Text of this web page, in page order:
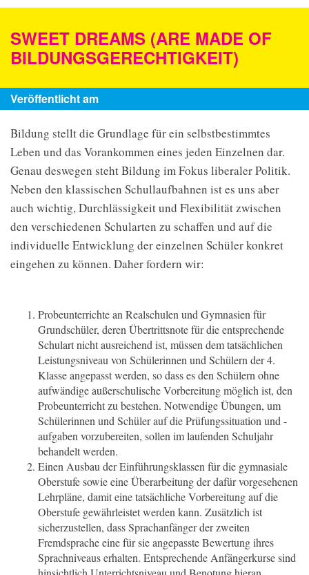
SWEET DREAMS (ARE MADE OF
BILDUNGSGERECHTIGKEIT)
Veröffentlicht am
Bildung stellt die Grundlage für ein selbstbestimmtes
Leben und das Vorankommen eines jeden Einzelnen dar.
Genau deswegen steht Bildung im Fokus liberaler Politik.
Neben den klassischen Schullaufbahnen ist es uns aber
auch wichtig, Durchlässigkeit und Flexibilität zwischen
den verschiedenen Schularten zu schaffen und auf die
individuelle Entwicklung der einzelnen Schüler konkret
eingehen zu können. Daher fordern wir:
Probeunterrichte an Realschulen und Gymnasien für
Grundschüler, deren Übertrittsnote für die entsprechende
Schulart nicht ausreichend ist, müssen dem tatsächlichen
Leistungsniveau von Schülerinnen und Schülern der 4.
Klasse angepasst werden, so dass es den Schülern ohne
aufwändige außerschulische Vorbereitung möglich ist, den
Probeunterricht zu bestehen. Notwendige Übungen, um
Schülerinnen und Schüler auf die Prüfungssituation und -
aufgaben vorzubereiten, sollen im laufenden Schuljahr
behandelt werden.
Einen Ausbau der Einführungsklassen für die gymnasiale
Oberstufe sowie eine Überarbeitung der dafür vorgesehenen
Lehrpläne, damit eine tatsächliche Vorbereitung auf die
Oberstufe gewährleistet werden kann. Zusätzlich ist
sicherzustellen, dass Sprachanfänger der zweiten
Fremdsprache eine für sie angepasste Bewertung ihres
Sprachniveaus erhalten. Entsprechende Anfängerkurse sind